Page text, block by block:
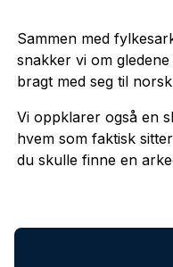
Sammen med
snakker vi om
bragt med seg til
Vi oppklarer også en
hvem som faktisk
du skulle finne en